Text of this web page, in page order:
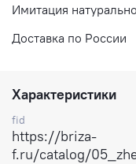
Имитация
Доставка по России
Характеристики
fid
https://briza-
f.ru/catalog/